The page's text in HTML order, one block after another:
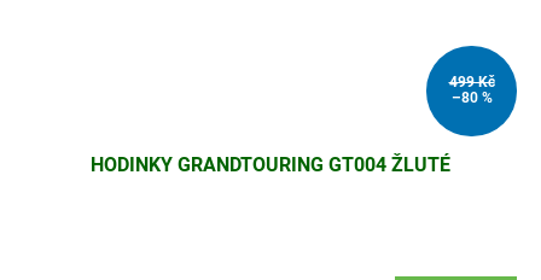
499 Kč
–80 %
HODINKY GRANDTOURING GT004 ŽLUTÉ